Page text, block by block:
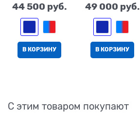
44 500 руб.
В КОРЗИНУ
49 000 руб.
В КОРЗИНУ
С этим товаром покупают